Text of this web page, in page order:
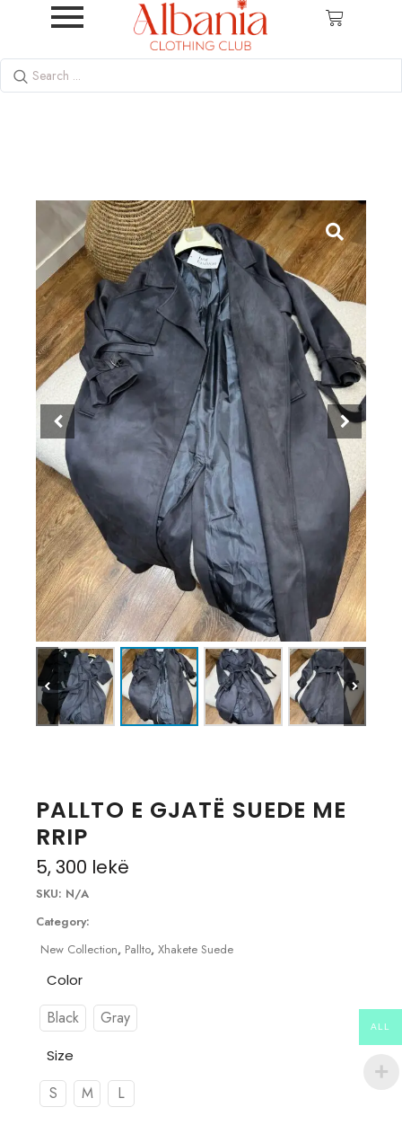
PALLTO E GJATË SUEDE ME
RRIP
5, 300 lekë
SKU: N/A
Category:
New Collection, Pallto, Xhakete Suede
Color
Black Gray
Size
S M L
ALL